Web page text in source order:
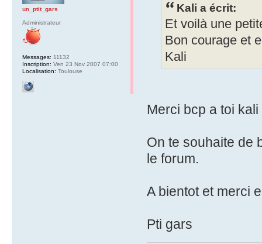
Kali a écrit:
Et voilà une
Bon courage et
Kali
Merci bcp a toi
On te souhaite de
le forum.
A bientot et merci
Pti gars
un_ptit_gars
Administrateur
Messages: 11132
Inscription: Ven 23 Nov 2007 07:00
Localisation: Toulouse